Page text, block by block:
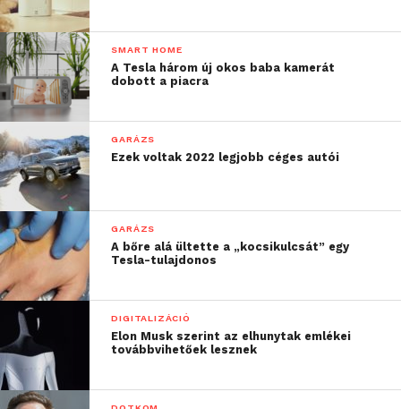
SMART HOME
A Tesla három új okos baba kamerát
dobott a piacra
GARÁZS
Ezek voltak 2022 legjobb céges autói
GARÁZS
A bőre alá ültette a „kocsikulcsát” egy
Tesla-tulajdonos
DIGITALIZÁCIÓ
Elon Musk szerint az elhunytak emlékei
továbbvihetőek lesznek